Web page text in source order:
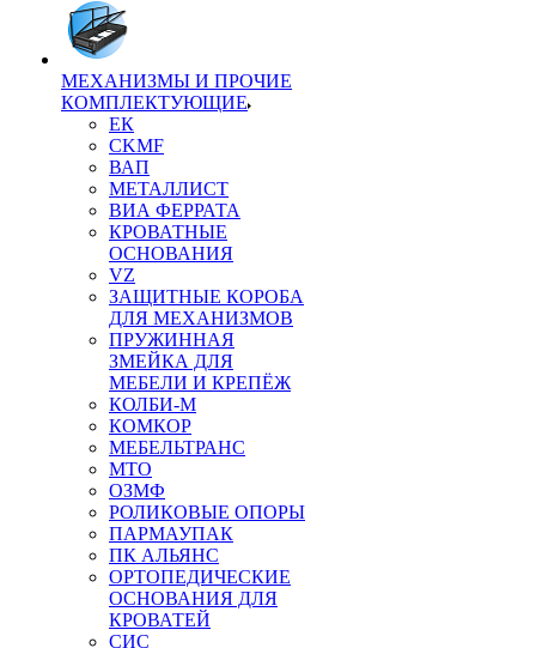
МЕХАНИЗМЫ И ПРОЧИЕ
КОМПЛЕКТУЮЩИЕ
ЕК
CKMF
ВАП
МЕТАЛЛИСТ
ВИА ФЕРРАТА
КРОВАТНЫЕ
ОСНОВАНИЯ
VZ
ЗАЩИТНЫЕ КОРОБА
ДЛЯ МЕХАНИЗМОВ
ПРУЖИННАЯ
ЗМЕЙКА ДЛЯ
МЕБЕЛИ И КРЕПЁЖ
КОЛБИ-М
КОМКОР
МЕБЕЛЬТРАНС
MTO
ОЗМФ
РОЛИКОВЫЕ ОПОРЫ
ПАРМАУПАК
ПК АЛЬЯНС
ОРТОПЕДИЧЕСКИЕ
ОСНОВАНИЯ ДЛЯ
КРОВАТЕЙ
СИС